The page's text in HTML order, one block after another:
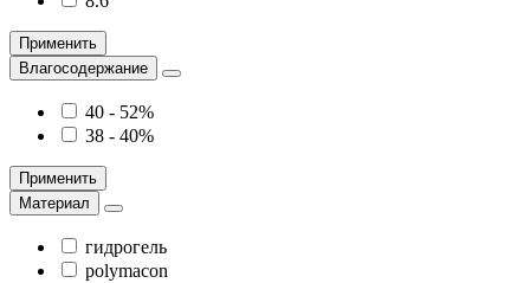
Применить
Влагосодержание
40 - 52%
38 - 40%
Применить
Материал
гидрогель
polymacon